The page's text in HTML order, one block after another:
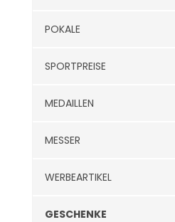
POKALE
SPORTPREISE
MEDAILLEN
MESSER
WERBEARTIKEL
GESCHENKE